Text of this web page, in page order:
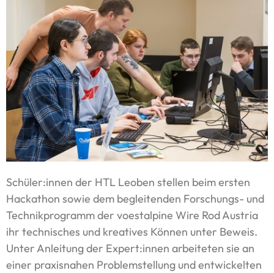
Schüler:innen der HTL Leoben stellen beim ersten
Hackathon sowie dem begleitenden Forschungs- und
Technikprogramm der voestalpine Wire Rod Austria
ihr technisches und kreatives Können unter Beweis.
Unter Anleitung der Expert:innen arbeiteten sie an
einer praxisnahen Problemstellung und entwickelten